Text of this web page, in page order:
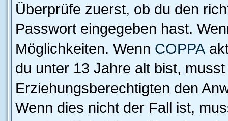
Überprüfe zuerst, ob du den
Passwort eingegeben hast.
Möglichkeiten. Wenn COPPA
du unter 13 Jahre alt bist,
Erziehungsberechtigten den
Wenn dies nicht der Fall ist,